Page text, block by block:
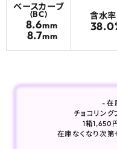
ベースカーブ
(BC)
8.6mm
8.7mm
含水率
- 在
チョコリング
1箱1,650
在庫なくなり次第